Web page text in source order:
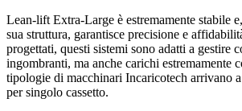
Lean-lift Extra-Large è estremamente stabile
sua struttura, garantisce precisione e
progettati, questi sistemi sono adatti a gestire
ingombranti, ma anche carichi estremamente
tipologie di macchinari Incaricotech arrivano
per singolo cassetto.